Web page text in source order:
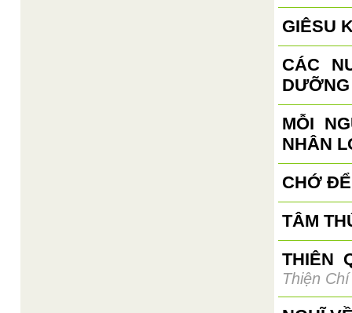
GIÊSU
CÁC
MỖI
NHÂN
CHỚ
TÂM
THIÊN
Thiện Chí